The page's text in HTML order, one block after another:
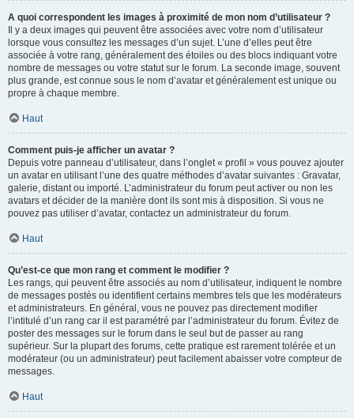
A quoi correspondent les images à proximité de mon nom d’utilisateur ?
Il y a deux images qui peuvent être associées avec votre nom d’utilisateur
lorsque vous consultez les messages d’un sujet. L’une d’elles peut être
associée à votre rang, généralement des étoiles ou des blocs indiquant votre
nombre de messages ou votre statut sur le forum. La seconde image, souvent
plus grande, est connue sous le nom d’avatar et généralement est unique ou
propre à chaque membre.
Haut
Comment puis-je afficher un avatar ?
Depuis votre panneau d’utilisateur, dans l’onglet « profil » vous pouvez ajouter
un avatar en utilisant l’une des quatre méthodes d’avatar suivantes : Gravatar,
galerie, distant ou importé. L’administrateur du forum peut activer ou non les
avatars et décider de la manière dont ils sont mis à disposition. Si vous ne
pouvez pas utiliser d’avatar, contactez un administrateur du forum.
Haut
Qu’est-ce que mon rang et comment le modifier ?
Les rangs, qui peuvent être associés au nom d’utilisateur, indiquent le nombre
de messages postés ou identifient certains membres tels que les modérateurs
et administrateurs. En général, vous ne pouvez pas directement modifier
l’intitulé d’un rang car il est paramétré par l’administrateur du forum. Évitez de
poster des messages sur le forum dans le seul but de passer au rang
supérieur. Sur la plupart des forums, cette pratique est rarement tolérée et un
modérateur (ou un administrateur) peut facilement abaisser votre compteur de
messages.
Haut